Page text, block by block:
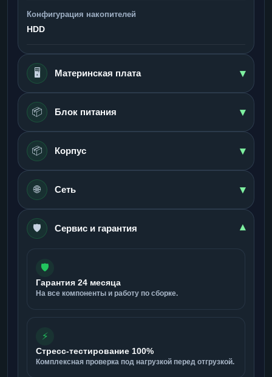
Конфигурация накопителей
HDD
🖥️ Материнская плата ▾
📦 Блок питания ▾
📦 Корпус ▾
🌐 Сеть ▾
🛡️ Сервис и гарантия ▾
🛡️
Гарантия 24 месяца
На все компоненты и работу по сборке.
⚡
Стресс-тестирование 100%
Комплексная проверка под нагрузкой перед отгрузкой.